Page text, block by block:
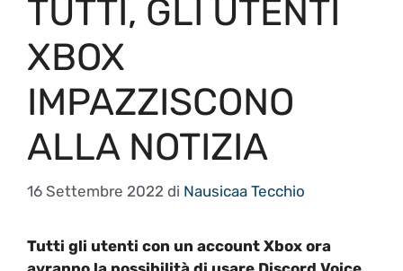
TUTTI, GLI UTENTI
XBOX
IMPAZZISCONO
ALLA NOTIZIA
16 Settembre 2022 di Nausicaa Tecchio
Tutti gli utenti con un account Xbox ora